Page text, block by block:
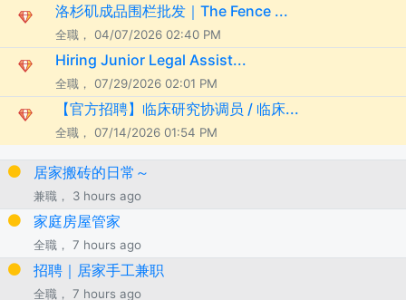
洛杉矶成品围栏批发｜The Fence ...
全職， 04/07/2026 02:40 PM
Hiring Junior Legal Assist...
全職， 07/29/2026 02:01 PM
【官方招聘】临床研究协调员 / 临床...
全職， 07/14/2026 01:54 PM
居家搬砖的日常～
兼職， 3 hours ago
家庭房屋管家
全職， 7 hours ago
招聘｜居家手工兼职
全職， 7 hours ago